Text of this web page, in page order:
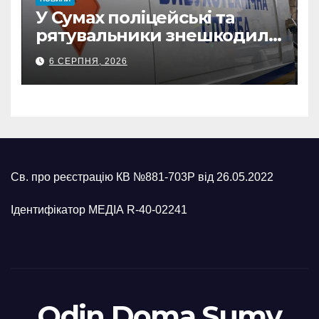
У Сумах поліцейські та
рятувальники знешкодили
500-кілограмову авіабомбу
росіян
6 СЕРПНЯ, 2026
Св. про реєстрацію КВ №881-703Р від 26.05.2022
Ідентифікатор МЕДІА R-40-02241